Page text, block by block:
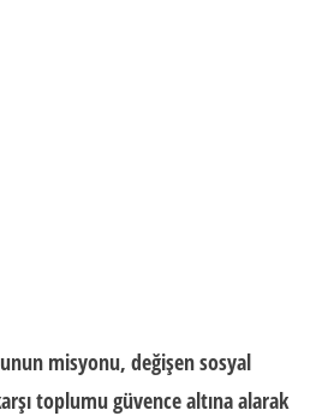
misyonu, değişen sosyal
toplumu güvence altına alarak